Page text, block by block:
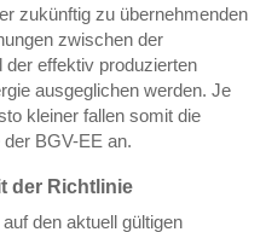
zukünftig zu übernehmenden
zwischen der
der effektiv produzierten
ausgeglichen werden. Je
kleiner fallen somit die
BGV-EE an.
der Richtlinie
den aktuell gültigen